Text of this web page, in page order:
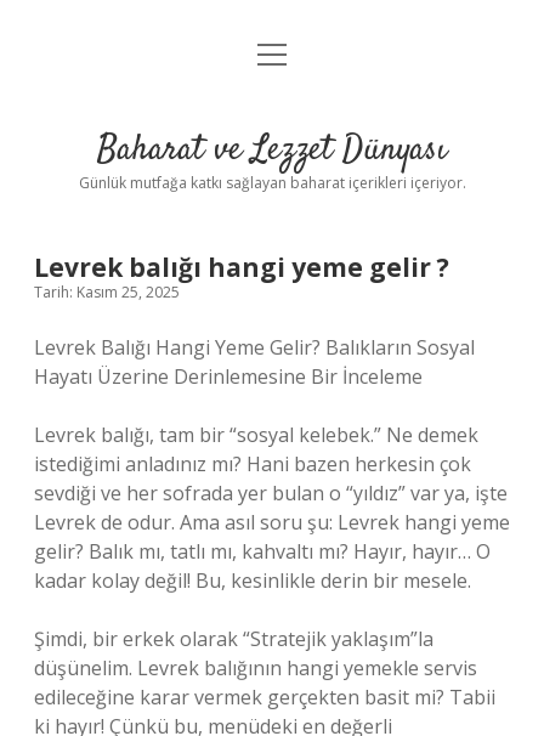
Anasayfa
Yasal Uyarı
menüyü
Baharat ve Lezzet Dünyası
Günlük mutfağa katkı sağlayan baharat içerikleri içeriyor.
Levrek balığı hangi yeme gelir ?
Tarih: Kasım 25, 2025
Levrek Balığı Hangi Yeme Gelir? Balıkların Sosyal
Hayatı Üzerine Derinlemesine Bir İnceleme
Levrek balığı, tam bir “sosyal kelebek.” Ne demek
istediğimi anladınız mı? Hani bazen herkesin çok
sevdiği ve her sofrada yer bulan o “yıldız” var ya, işte
Levrek de odur. Ama asıl soru şu: Levrek hangi yeme
gelir? Balık mı, tatlı mı, kahvaltı mı? Hayır, hayır… O
kadar kolay değil! Bu, kesinlikle derin bir mesele.
Şimdi, bir erkek olarak “Stratejik yaklaşım”la
düşünelim. Levrek balığının hangi yemekle servis
edileceğine karar vermek gerçekten basit mi? Tabii
ki hayır! Çünkü bu, menüdeki en değerli